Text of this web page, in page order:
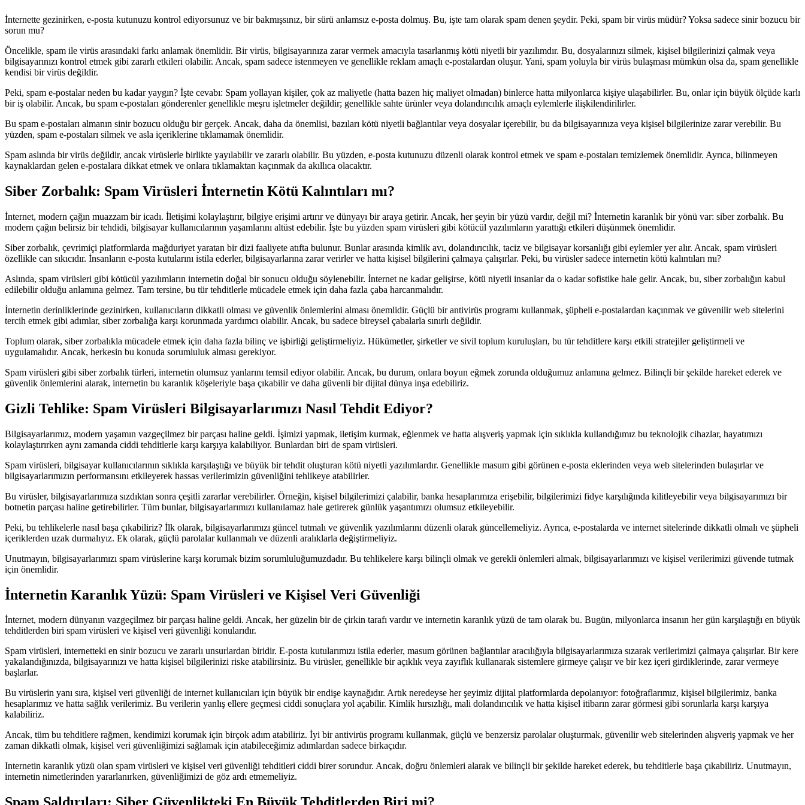
İnternette gezinirken, e-posta kutunuzu kontrol ediyorsunuz ve bir bakmışsınız, bir sürü anlamsız e-posta dolmuş. Bu, işte tam olarak spam denen şeydir. Peki, spam bir virüs müdür? Yoksa sadece sinir bozucu bir
sorun mu?
Öncelikle, spam ile virüs arasındaki farkı anlamak önemlidir. Bir virüs, bilgisayarınıza zarar vermek amacıyla tasarlanmış kötü niyetli bir yazılımdır. Bu, dosyalarınızı silmek, kişisel bilgilerinizi çalmak veya
bilgisayarınızı kontrol etmek gibi zararlı etkileri olabilir. Ancak, spam sadece istenmeyen ve genellikle reklam amaçlı e-postalardan oluşur. Yani, spam yoluyla bir virüs bulaşması mümkün olsa da, spam genellikle
kendisi bir virüs değildir.
Peki, spam e-postalar neden bu kadar yaygın? İşte cevabı: Spam yollayan kişiler, çok az maliyetle (hatta bazen hiç maliyet olmadan) binlerce hatta milyonlarca kişiye ulaşabilirler. Bu, onlar için büyük ölçüde karlı
bir iş olabilir. Ancak, bu spam e-postaları gönderenler genellikle meşru işletmeler değildir; genellikle sahte ürünler veya dolandırıcılık amaçlı eylemlerle ilişkilendirilirler.
Bu spam e-postaları almanın sinir bozucu olduğu bir gerçek. Ancak, daha da önemlisi, bazıları kötü niyetli bağlantılar veya dosyalar içerebilir, bu da bilgisayarınıza veya kişisel bilgilerinize zarar verebilir. Bu
yüzden, spam e-postaları silmek ve asla içeriklerine tıklamamak önemlidir.
Spam aslında bir virüs değildir, ancak virüslerle birlikte yayılabilir ve zararlı olabilir. Bu yüzden, e-posta kutunuzu düzenli olarak kontrol etmek ve spam e-postaları temizlemek önemlidir. Ayrıca, bilinmeyen
kaynaklardan gelen e-postalara dikkat etmek ve onlara tıklamaktan kaçınmak da akıllıca olacaktır.
Siber Zorbalık: Spam Virüsleri İnternetin Kötü Kalıntıları mı?
İnternet, modern çağın muazzam bir icadı. İletişimi kolaylaştırır, bilgiye erişimi artırır ve dünyayı bir araya getirir. Ancak, her şeyin bir yüzü vardır, değil mi? İnternetin karanlık bir yönü var: siber zorbalık. Bu
modern çağın belirsiz bir tehdidi, bilgisayar kullanıcılarının yaşamlarını altüst edebilir. İşte bu yüzden spam virüsleri gibi kötücül yazılımların yarattığı etkileri düşünmek önemlidir.
Siber zorbalık, çevrimiçi platformlarda mağduriyet yaratan bir dizi faaliyete atıfta bulunur. Bunlar arasında kimlik avı, dolandırıcılık, taciz ve bilgisayar korsanlığı gibi eylemler yer alır. Ancak, spam virüsleri
özellikle can sıkıcıdır. İnsanların e-posta kutularını istila ederler, bilgisayarlarına zarar verirler ve hatta kişisel bilgilerini çalmaya çalışırlar. Peki, bu virüsler sadece internetin kötü kalıntıları mı?
Aslında, spam virüsleri gibi kötücül yazılımların internetin doğal bir sonucu olduğu söylenebilir. İnternet ne kadar gelişirse, kötü niyetli insanlar da o kadar sofistike hale gelir. Ancak, bu, siber zorbalığın kabul
edilebilir olduğu anlamına gelmez. Tam tersine, bu tür tehditlerle mücadele etmek için daha fazla çaba harcanmalıdır.
İnternetin derinliklerinde gezinirken, kullanıcıların dikkatli olması ve güvenlik önlemlerini alması önemlidir. Güçlü bir antivirüs programı kullanmak, şüpheli e-postalardan kaçınmak ve güvenilir web sitelerini
tercih etmek gibi adımlar, siber zorbalığa karşı korunmada yardımcı olabilir. Ancak, bu sadece bireysel çabalarla sınırlı değildir.
Toplum olarak, siber zorbalıkla mücadele etmek için daha fazla bilinç ve işbirliği geliştirmeliyiz. Hükümetler, şirketler ve sivil toplum kuruluşları, bu tür tehditlere karşı etkili stratejiler geliştirmeli ve
uygulamalıdır. Ancak, herkesin bu konuda sorumluluk alması gerekiyor.
Spam virüsleri gibi siber zorbalık türleri, internetin olumsuz yanlarını temsil ediyor olabilir. Ancak, bu durum, onlara boyun eğmek zorunda olduğumuz anlamına gelmez. Bilinçli bir şekilde hareket ederek ve
güvenlik önlemlerini alarak, internetin bu karanlık köşeleriyle başa çıkabilir ve daha güvenli bir dijital dünya inşa edebiliriz.
Gizli Tehlike: Spam Virüsleri Bilgisayarlarımızı Nasıl Tehdit Ediyor?
Bilgisayarlarımız, modern yaşamın vazgeçilmez bir parçası haline geldi. İşimizi yapmak, iletişim kurmak, eğlenmek ve hatta alışveriş yapmak için sıklıkla kullandığımız bu teknolojik cihazlar, hayatımızı
kolaylaştırırken aynı zamanda ciddi tehditlerle karşı karşıya kalabiliyor. Bunlardan biri de spam virüsleri.
Spam virüsleri, bilgisayar kullanıcılarının sıklıkla karşılaştığı ve büyük bir tehdit oluşturan kötü niyetli yazılımlardır. Genellikle masum gibi görünen e-posta eklerinden veya web sitelerinden bulaşırlar ve
bilgisayarlarımızın performansını etkileyerek hassas verilerimizin güvenliğini tehlikeye atabilirler.
Bu virüsler, bilgisayarlarımıza sızdıktan sonra çeşitli zararlar verebilirler. Örneğin, kişisel bilgilerimizi çalabilir, banka hesaplarımıza erişebilir, bilgilerimizi fidye karşılığında kilitleyebilir veya bilgisayarımızı bir
botnetin parçası haline getirebilirler. Tüm bunlar, bilgisayarlarımızı kullanılamaz hale getirerek günlük yaşantımızı olumsuz etkileyebilir.
Peki, bu tehlikelerle nasıl başa çıkabiliriz? İlk olarak, bilgisayarlarımızı güncel tutmalı ve güvenlik yazılımlarını düzenli olarak güncellemeliyiz. Ayrıca, e-postalarda ve internet sitelerinde dikkatli olmalı ve şüpheli
içeriklerden uzak durmalıyız. Ek olarak, güçlü parolalar kullanmalı ve düzenli aralıklarla değiştirmeliyiz.
Unutmayın, bilgisayarlarımızı spam virüslerine karşı korumak bizim sorumluluğumuzdadır. Bu tehlikelere karşı bilinçli olmak ve gerekli önlemleri almak, bilgisayarlarımızı ve kişisel verilerimizi güvende tutmak
için önemlidir.
İnternetin Karanlık Yüzü: Spam Virüsleri ve Kişisel Veri Güvenliği
İnternet, modern dünyanın vazgeçilmez bir parçası haline geldi. Ancak, her güzelin bir de çirkin tarafı vardır ve internetin karanlık yüzü de tam olarak bu. Bugün, milyonlarca insanın her gün karşılaştığı en büyük
tehditlerden biri spam virüsleri ve kişisel veri güvenliği konularıdır.
Spam virüsleri, internetteki en sinir bozucu ve zararlı unsurlardan biridir. E-posta kutularımızı istila ederler, masum görünen bağlantılar aracılığıyla bilgisayarlarımıza sızarak verilerimizi çalmaya çalışırlar. Bir kere
yakalandığınızda, bilgisayarınızı ve hatta kişisel bilgilerinizi riske atabilirsiniz. Bu virüsler, genellikle bir açıklık veya zayıflık kullanarak sistemlere girmeye çalışır ve bir kez içeri girdiklerinde, zarar vermeye
başlarlar.
Bu virüslerin yanı sıra, kişisel veri güvenliği de internet kullanıcıları için büyük bir endişe kaynağıdır. Artık neredeyse her şeyimiz dijital platformlarda depolanıyor: fotoğraflarımız, kişisel bilgilerimiz, banka
hesaplarımız ve hatta sağlık verilerimiz. Bu verilerin yanlış ellere geçmesi ciddi sonuçlara yol açabilir. Kimlik hırsızlığı, mali dolandırıcılık ve hatta kişisel itibarın zarar görmesi gibi sorunlarla karşı karşıya
kalabiliriz.
Ancak, tüm bu tehditlere rağmen, kendimizi korumak için birçok adım atabiliriz. İyi bir antivirüs programı kullanmak, güçlü ve benzersiz parolalar oluşturmak, güvenilir web sitelerinden alışveriş yapmak ve her
zaman dikkatli olmak, kişisel veri güvenliğimizi sağlamak için atabileceğimiz adımlardan sadece birkaçıdır.
Internetin karanlık yüzü olan spam virüsleri ve kişisel veri güvenliği tehditleri ciddi birer sorundur. Ancak, doğru önlemleri alarak ve bilinçli bir şekilde hareket ederek, bu tehditlerle başa çıkabiliriz. Unutmayın,
internetin nimetlerinden yararlanırken, güvenliğimizi de göz ardı etmemeliyiz.